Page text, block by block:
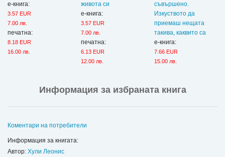
е-книга:
3.57 EUR
7.00 лв.
печатна:
8.18 EUR
16.00 лв.
живота си
е-книга:
3.57 EUR
7.00 лв.
печатна:
6.13 EUR
12.00 лв.
съвършено.
Изкуството да
приемаш нещата
такива, каквито са
е-книга:
7.66 EUR
15.00 лв.
Информация за избраната книга
Коментари на потребители
Информация за книгата:
Автор: Хули Леонис